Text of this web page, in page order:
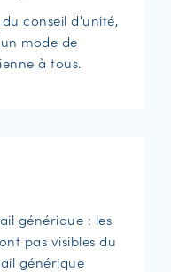
conseil d'unité,
mode de
à tous.
générique : les
pas visibles du
générique